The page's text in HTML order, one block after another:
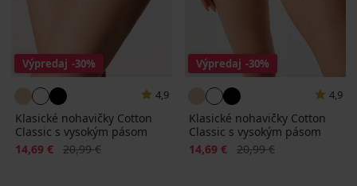
Výpredaj -30%
4,9
Klasické nohavičky Cotton
Classic s vysokým pásom
Zľava
14,69 € Pôvodná cena
20,99 €
Výpredaj -30%
4,9
Klasické nohavičky Cotton
Classic s vysokým pásom
Zľava
14,69 € Pôvodná cena
20,99 €